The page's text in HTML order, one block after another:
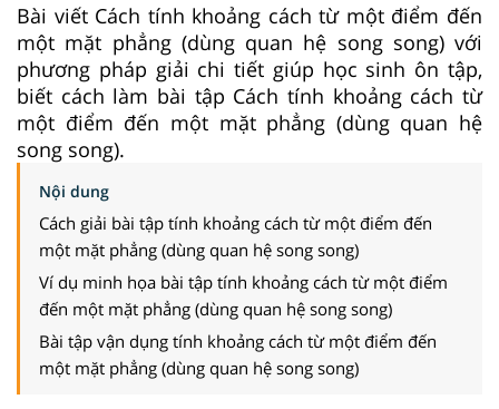
Bài viết Cách tính khoảng cách từ một điểm đến
một mặt phẳng (dùng quan hệ song song) với
phương pháp giải chi tiết giúp học sinh ôn tập,
biết cách làm bài tập Cách tính khoảng cách từ
một điểm đến một mặt phẳng (dùng quan hệ
song song).
Nội dung
Cách giải bài tập tính khoảng cách từ một điểm đến
một mặt phẳng (dùng quan hệ song song)
Ví dụ minh họa bài tập tính khoảng cách từ một điểm
đến một mặt phẳng (dùng quan hệ song song)
Bài tập vận dụng tính khoảng cách từ một điểm đến
một mặt phẳng (dùng quan hệ song song)